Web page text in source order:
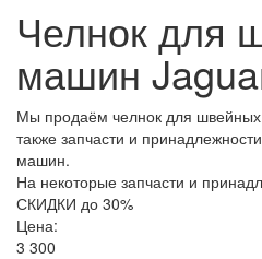
Челнок для
машин
Мы продаём челнок для
также запчасти и
машин.
На некоторые запчасти и
СКИДКИ до 30%
Цена:
3 300